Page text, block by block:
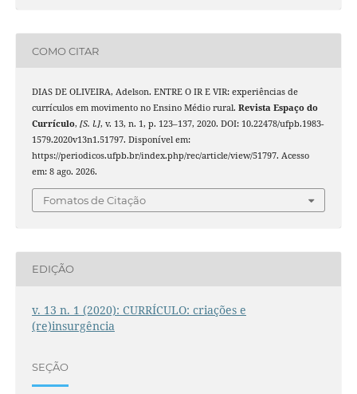
COMO CITAR
DIAS DE OLIVEIRA, Adelson. ENTRE O IR E VIR: experiências de
currículos em movimento no Ensino Médio rural. Revista Espaço do
Currículo, [S. l.], v. 13, n. 1, p. 123–137, 2020. DOI: 10.22478/ufpb.1983-
1579.2020v13n1.51797. Disponível em:
https://periodicos.ufpb.br/index.php/rec/article/view/51797. Acesso
em: 8 ago. 2026.
Fomatos de Citação
EDIÇÃO
v. 13 n. 1 (2020): CURRÍCULO: criações e
(re)insurgência
SEÇÃO